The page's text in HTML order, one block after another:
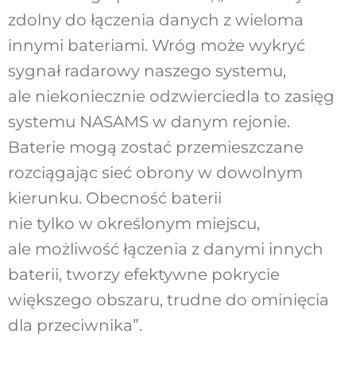
zdolny do łączenia danych z wieloma
innymi bateriami. Wróg może wykryć
sygnał radarowy naszego systemu,
ale niekoniecznie odzwierciedla to zasięg
systemu NASAMS w danym rejonie.
Baterie mogą zostać przemieszczane
rozciągając sieć obrony w dowolnym
kierunku. Obecność baterii
nie tylko w określonym miejscu,
ale możliwość łączenia z danymi innych
baterii, tworzy efektywne pokrycie
większego obszaru, trudne do ominięcia
dla przeciwnika”.